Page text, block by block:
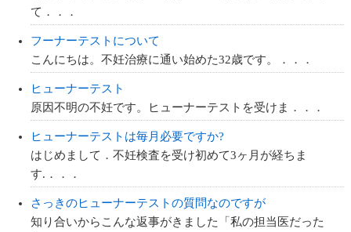
て．．．
フーナーテストについて
こんにちは。不妊治療に通い始めた32歳です。．．．
ヒューナーテスト
原因不明の不妊です。ヒューナーテストを受けま．．．
ヒューナーテストは毎月必要ですか?
はじめまして．不妊検査を受け初めて3ヶ月が経ちま
す.．．．
さっきのヒューナーテストの質問なのですが
知り合いからこんな返事がきました「私の担当医だった